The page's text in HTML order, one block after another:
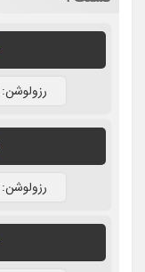
رزولوشن: 480p
رزولوشن: 720p